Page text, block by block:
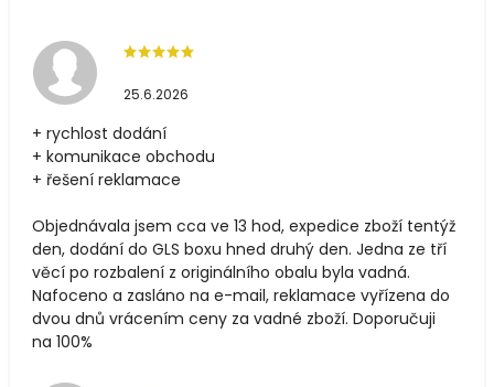
25.6.2026
+ rychlost dodání
+ komunikace obchodu
+ řešení reklamace
Objednávala jsem cca ve 13 hod, expedice zboží tentýž
den, dodání do GLS boxu hned druhý den. Jedna ze tří
věcí po rozbalení z originálního obalu byla vadná.
Nafoceno a zasláno na e-mail, reklamace vyřízena do
dvou dnů vrácením ceny za vadné zboží. Doporučuji
na 100%